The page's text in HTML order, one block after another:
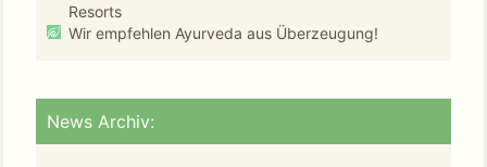
Resorts
Wir empfehlen Ayurveda aus Überzeugung!
News Archiv: